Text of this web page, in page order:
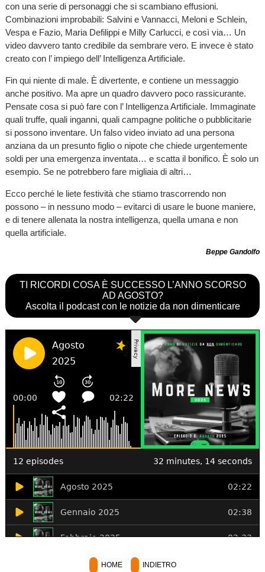
con una serie di personaggi che si scambiano effusioni.
Combinazioni improbabili: Salvini e Vannacci, Meloni e Schlein,
Vespa e Fazio, Maria Defilippi e Milly Carlucci, e così via… Un
video davvero tanto credibile da sembrare vero. E invece è stato
creato con l’ impiego dell’ Intelligenza Artificiale.
Fin qui niente di male. È divertente, e contiene un messaggio
anche positivo. Ma apre un quadro davvero poco rassicurante.
Pensate cosa si può fare con l’ Intelligenza Artificiale. Immaginate
quali truffe, quali inganni, quali campagne politiche o pubblicitarie
si possono inventare. Un falso video inviato ad una persona
anziana da un presunto figlio o nipote che chiede urgentemente
soldi per una emergenza inventata… e scatta il bonifico. È solo un
esempio. Se ne potrebbero fare migliaia di altri…
Ecco perché le liete festività che stiamo trascorrendo non
possono – in nessuno modo – evitarci di usare le buone maniere,
e di tenere allenata la nostra intelligenza, quella umana e non
quella artificiale.
Beppe Gandolfo
TI RICORDI COSA È SUCCESSO L’ANNO SCORSO
AD AGOSTO?
Ascolta il podcast con le notizie da non dimenticare
HOME INDIETRO